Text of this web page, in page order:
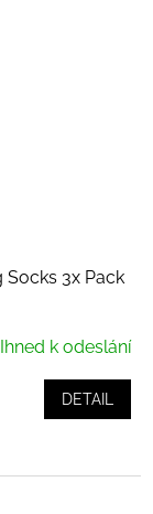
Socks 3x Pack
Ihned k odeslání
DETAIL